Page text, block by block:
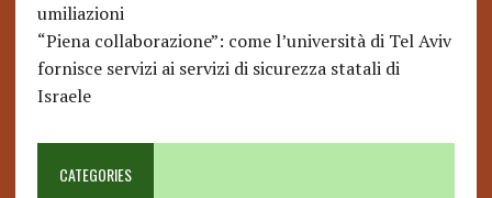
umiliazioni
“Piena collaborazione”: come l’università di Tel Aviv
fornisce servizi ai servizi di sicurezza statali di
Israele
CATEGORIES